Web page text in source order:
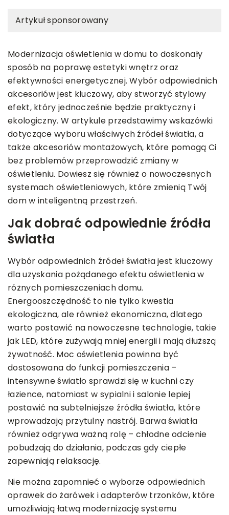
Artykuł sponsorowany
Modernizacja oświetlenia w domu to doskonały
sposób na poprawę estetyki wnętrz oraz
efektywności energetycznej. Wybór odpowiednich
akcesoriów jest kluczowy, aby stworzyć stylowy
efekt, który jednocześnie będzie praktyczny i
ekologiczny. W artykule przedstawimy wskazówki
dotyczące wyboru właściwych źródeł światła, a
także akcesoriów montażowych, które pomogą Ci
bez problemów przeprowadzić zmiany w
oświetleniu. Dowiesz się również o nowoczesnych
systemach oświetleniowych, które zmienią Twój
dom w inteligentną przestrzeń.
Jak dobrać odpowiednie źródła
światła
Wybór odpowiednich źródeł światła jest kluczowy
dla uzyskania pożądanego efektu oświetlenia w
różnych pomieszczeniach domu.
Energooszczędność to nie tylko kwestia
ekologiczna, ale również ekonomiczna, dlatego
warto postawić na nowoczesne technologie, takie
jak LED, które zużywają mniej energii i mają dłuższą
żywotność. Moc oświetlenia powinna być
dostosowana do funkcji pomieszczenia –
intensywne światło sprawdzi się w kuchni czy
łazience, natomiast w sypialni i salonie lepiej
postawić na subtelniejsze źródła światła, które
wprowadzają przytulny nastrój. Barwa światła
również odgrywa ważną rolę – chłodne odcienie
pobudzają do działania, podczas gdy ciepłe
zapewniają relaksację.
Nie można zapomnieć o wyborze odpowiednich
oprawek do żarówek i adapterów trzonków, które
umożliwiają łatwą modernizację systemu